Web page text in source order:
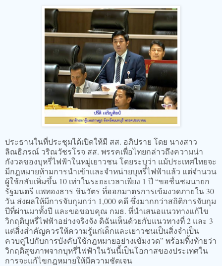
ประธานในที่ประชุมได้เปิดให้มี สส. อภิปราย โดย นางสาว
ลิณธิภรณ์ วริณวัชรโรจ สส. พรรคเพื่อไทยกล่าวถึงความน่า
กังวลของบุหรี่ไฟฟ้าในหมู่เยาวชน โดยระบุว่า แม้ประเทศไทยจะ
มีกฎหมายห้ามการนำเข้าและจำหน่ายบุหรี่ไฟฟ้าแล้ว แต่จำนวน
ผู้ใช้กลับเพิ่มขึ้น 10 เท่าในระยะเวลาเพียง 1 ปี “ขอชื่นชมนายก
รัฐมนตรี แพทองธาร ชินวัตร ที่ออกมาตรการเข้มงวดภายใน 30
วัน ส่งผลให้มีการจับกุมกว่า 1,000 คดี ซึ่งมากกว่าสถิติการจับกุม
ปีที่ผ่านมาทั้งปี และขอขอบคุณ กมธ. ที่นำเสนอแนวทางแก้ไข
วิกฤติบุหรี่ไฟฟ้าอย่างจริงจัง ดิฉันเห็นด้วยกับแนวทางที่ 2 และ 3
แต่สิ่งสำคัญควรให้ความรู้แก่เด็กและเยาวชนเป็นสิ่งจำเป็น
ควบคู่ไปกับการบังคับใช้กฎหมายอย่างเข้มงวด” พร้อมทิ้งท้ายว่า
วิกฤติสุขภาพจากบุหรี่ไฟฟ้าในวันนี้เป็นโอกาสของประเทศใน
การจะแก้ไขกฎหมายให้มีความชัดเจน